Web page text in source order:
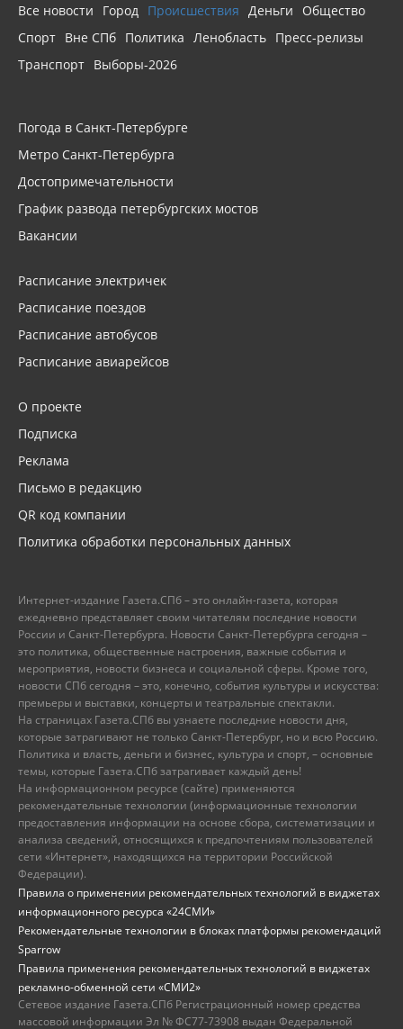
Все новости Город Происшествия Деньги
Общество
Спорт Вне СПб Политика Ленобласть Пресс-релизы
Транспорт Выборы-2026
Погода в Санкт-Петербурге
Метро Санкт-Петербурга
Достопримечательности
График развода петербургских мостов
Вакансии
Расписание электричек
Расписание поездов
Расписание автобусов
Расписание авиарейсов
О проекте
Подписка
Реклама
Письмо в редакцию
QR код компании
Политика обработки персональных данных
Интернет-издание Газета.СПб – это онлайн-газета, которая
ежедневно представляет своим читателям последние новости
России и Санкт-Петербурга. Новости Санкт-Петербурга сегодня –
это политика, общественные настроения, важные события и
мероприятия, новости бизнеса и социальной сферы. Кроме того,
новости СПб сегодня – это, конечно, события культуры и искусства:
премьеры и выставки, концерты и театральные спектакли.
На страницах Газета.СПб вы узнаете последние новости дня,
которые затрагивают не только Санкт-Петербург, но и всю Россию.
Политика и власть, деньги и бизнес, культура и спорт, – основные
темы, которые Газета.СПб затрагивает каждый день!
На информационном ресурсе (сайте) применяются
рекомендательные технологии (информационные технологии
предоставления информации на основе сбора, систематизации и
анализа сведений, относящихся к предпочтениям пользователей
сети «Интернет», находящихся на территории Российской
Федерации).
Правила о применении рекомендательных технологий в виджетах
информационного ресурса «24СМИ»
Рекомендательные технологии в блоках платформы рекомендаций
Sparrow
Правила применения рекомендательных технологий в виджетах
рекламно-обменной сети «СМИ2»
Сетевое издание Газета.СПб Регистрационный номер средства
массовой информации Эл № ФС77-73908 выдан Федеральной